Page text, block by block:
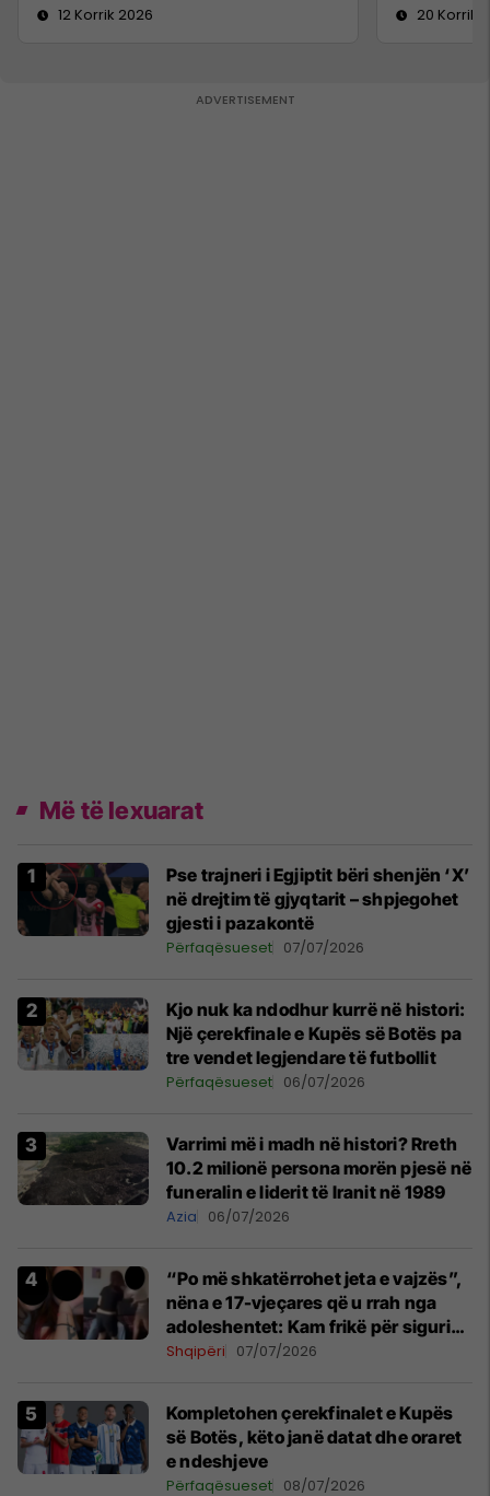
12 Korrik 2026
20 Korrik
Më të lexuarat
Pse trajneri i Egjiptit bëri shenjën ‘X’
në drejtim të gjyqtarit – shpjegohet
gjesti i pazakontë
Përfaqësueset 07/07/2026
Kjo nuk ka ndodhur kurrë në histori:
Një çerekfinale e Kupës së Botës pa
tre vendet legjendare të futbollit
Përfaqësueset 06/07/2026
Varrimi më i madh në histori? Rreth
10.2 milionë persona morën pjesë në
funeralin e liderit të Iranit në 1989
Azia 06/07/2026
“Po më shkatërrohet jeta e vajzës”,
nëna e 17-vjeçares që u rrah nga
adoleshentet: Kam frikë për sigurinë
e fëmijëve
Shqipëri 07/07/2026
Kompletohen çerekfinalet e Kupës
së Botës, këto janë datat dhe oraret
e ndeshjeve
Përfaqësueset 08/07/2026